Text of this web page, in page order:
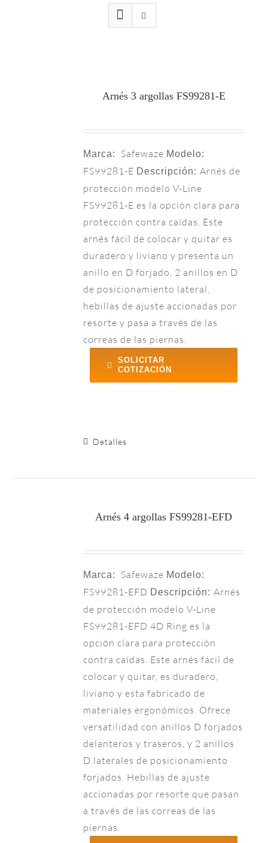
Arnés 3 argollas FS99281-E
Marca: Safewaze Modelo:
FS99281-E Descripción:Arnés de
protección modelo V-Line
FS99281-E es la opción clara para
protección contra caídas. Este
arnés fácil de colocar y quitar es
duradero y liviano y presenta un
anillo en D forjado, 2 anillos en D
de posicionamiento lateral,
hebillas de ajuste accionadas por
resorte y pasa a través de las
correas de las piernas.
SOLICITAR
COTIZACIÓN
Detalles
Arnés 4 argollas FS99281-EFD
Marca: Safewaze Modelo:
FS99281-EFD Descripción:Arnés
de protección modelo V-Line
FS99281-EFD 4D Ring es la
opción clara para protección
contra caídas. Este arnés fácil de
colocar y quitar, es duradero,
liviano y esta fabricado de
materiales ergonómicos. Ofrece
versatilidad con anillos D forjados
delanteros y traseros, y 2 anillos
D laterales de posicionamiento
forjados. Hebillas de ajuste
accionadas por resorte que pasan
a través de las correas de las
piernas.